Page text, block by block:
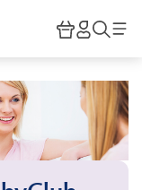
HiPP